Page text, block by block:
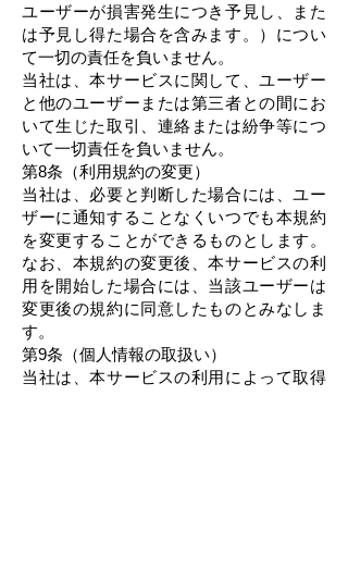
ユーザーが損害発生につき予見し、また
は予見し得た場合を含みます。）につい
て一切の責任を負いません。
当社は、本サービスに関して、ユーザー
と他のユーザーまたは第三者との間にお
いて生じた取引、連絡または紛争等につ
いて一切責任を負いません。
第8条（利用規約の変更）
当社は、必要と判断した場合には、ユー
ザーに通知することなくいつでも本規約
を変更することができるものとします。
なお、本規約の変更後、本サービスの利
用を開始した場合には、当該ユーザーは
変更後の規約に同意したものとみなしま
す。
第9条（個人情報の取扱い）
当社は、本サービスの利用によって取得